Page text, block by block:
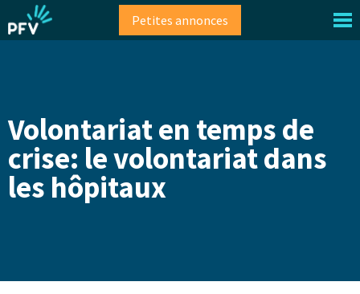
au
contenu
Petites annonces
Volontariat en temps de
crise: le volontariat dans
les hôpitaux